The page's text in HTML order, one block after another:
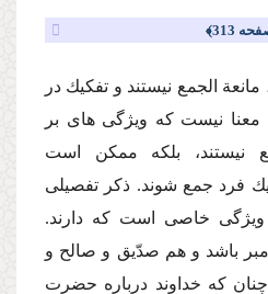
313﴾
الجمع نیستند و تفكیك در
معنا نیست كه ویژگى هاى بر
نیستند، بلكه ممكن است
فرد جمع شوند. ذكر تفصیلى
ویژگى خاصى است كه دارند.
باشد و هم صدّیق و صالح و
كه خداوند درباره حضرت